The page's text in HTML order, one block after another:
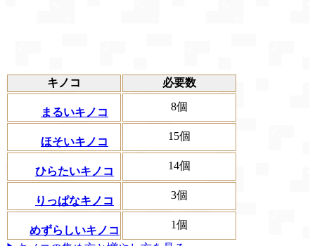
キノコ 必要数
まるいキノコ 8個
ほそいキノコ 15個
ひらたいキノコ 14個
りっぱなキノコ 3個
めずらしいキノコ
1個